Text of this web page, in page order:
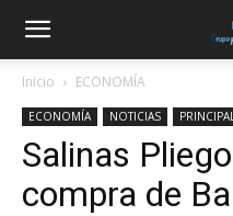
Inicio ECONOMÍA
ECONOMÍA NOTICIAS
Salinas
compra de